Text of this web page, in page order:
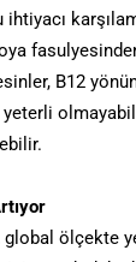
ihtiyacı
B12
global ölçekte